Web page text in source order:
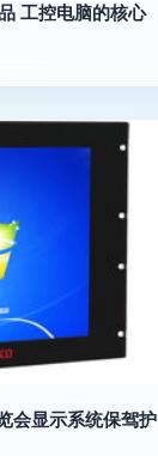
工控电脑的核心
会显示系统保驾护